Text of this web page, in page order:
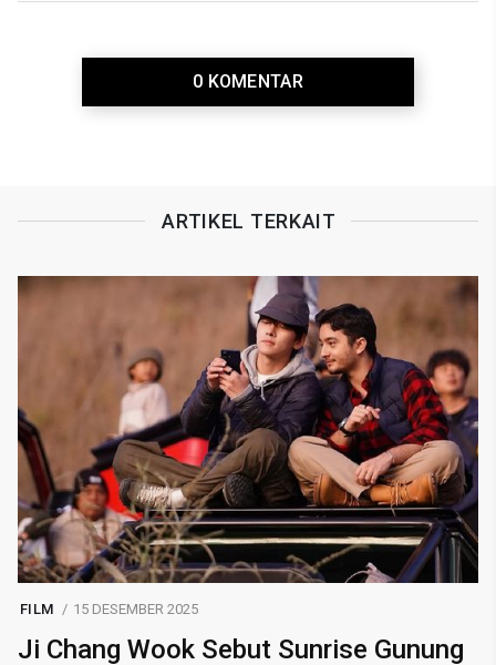
0 KOMENTAR
ARTIKEL TERKAIT
FILM 15 DESEMBER 2025
Ji Chang Wook Sebut Sunrise Gunung